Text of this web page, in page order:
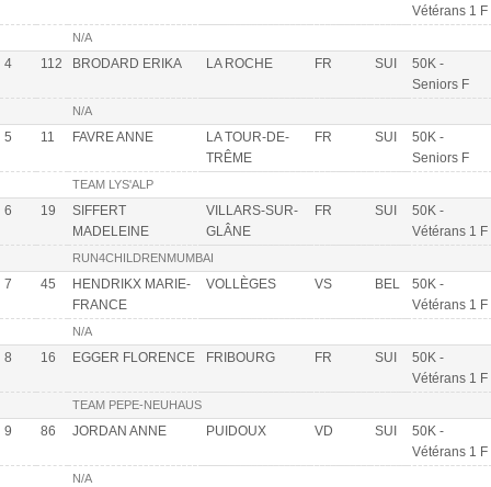
Vétérans 1 F
N/A
4 112 BRODARD ERIKA LA ROCHE FR SUI
50K -
Seniors F
N/A
5 11 FAVRE ANNE
LA TOUR-DE-
TRÊME
FR SUI
50K -
Seniors F
TEAM LYS'ALP
6 19
SIFFERT
MADELEINE
VILLARS-SUR-
GLÂNE
FR SUI
50K -
Vétérans 1 F
RUN4CHILDRENMUMBAI
7 45
HENDRIKX MARIE-
FRANCE
VOLLÈGES VS BEL
50K -
Vétérans 1 F
N/A
8 16 EGGER FLORENCE FRIBOURG FR SUI
50K -
Vétérans 1 F
TEAM PEPE-NEUHAUS
9 86 JORDAN ANNE PUIDOUX VD SUI
50K -
Vétérans 1 F
N/A